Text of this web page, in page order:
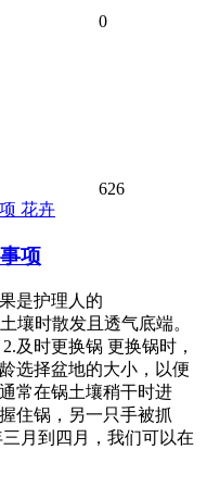
0
626
花卉
项
是护理人的
壤时散发且透气底端。
及时更换锅 更换锅时，
选择盆地的大小，以便
常在锅土壤稍干时进
住锅，另一只手被抓
月到四月，我们可以在